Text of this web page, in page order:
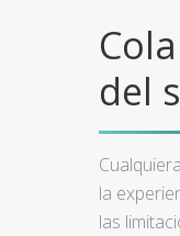
del
la
las